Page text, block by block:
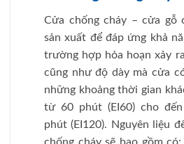
Cửa chống cháy – cửa gỗ
sản xuất để đáp ứng khả
trường hợp hỏa hoạn xảy
cũng như độ dày mà cửa
những khoảng thời gian
từ 60 phút (EI60) cho
phút (EI120). Nguyên liệu